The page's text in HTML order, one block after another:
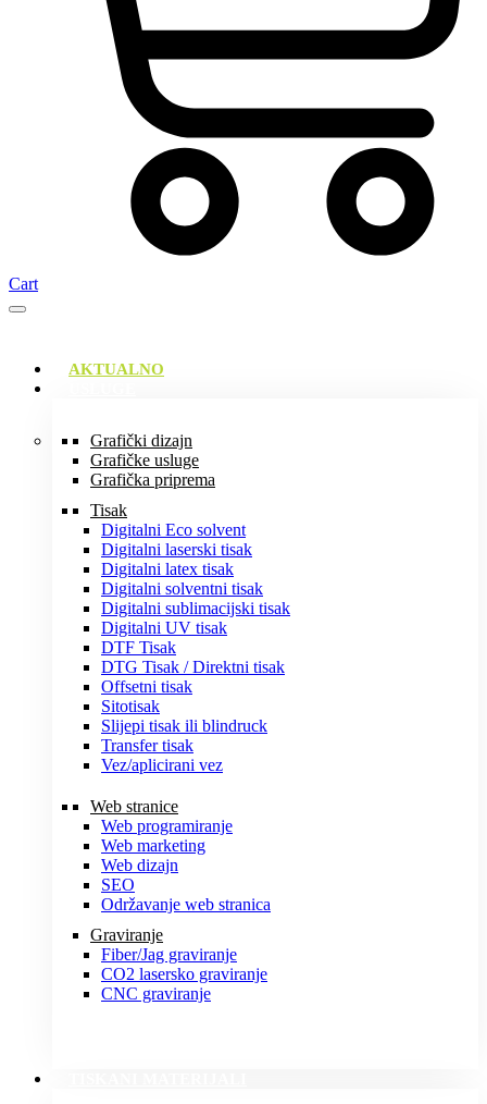
Cart
AKTUALNO
Grafički dizajn
Grafičke usluge
Grafička priprema
Tisak
Digitalni Eco solvent
Digitalni laserski tisak
Digitalni latex tisak
Digitalni solventni tisak
Digitalni sublimacijski tisak
Digitalni UV tisak
DTF Tisak
DTG Tisak / Direktni tisak
Offsetni tisak
Sitotisak
Slijepi tisak ili blindruck
Transfer tisak
Vez/aplicirani vez
Web stranice
Web programiranje
Web marketing
Web dizajn
SEO
Održavanje web stranica
Graviranje
Fiber/Jag graviranje
CO2 lasersko graviranje
CNC graviranje